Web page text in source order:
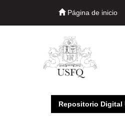
Página de inicio
Repositorio Digital